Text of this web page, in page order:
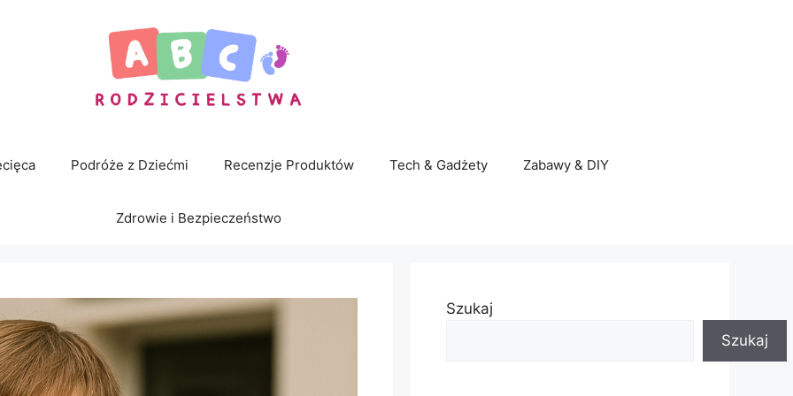
Podróże z Dziećmi Recenzje Produktów Tech & Gadżety Zabawy & DIY
Zdrowie i Bezpieczeństwo
Szukaj
Szukaj